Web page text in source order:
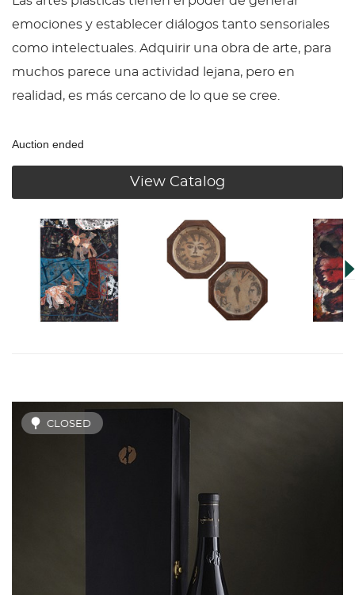
emociones y establecer diálogos tanto sensoriales
como intelectuales. Adquirir una obra de arte, para
muchos parece una actividad lejana, pero en
realidad, es más cercano de lo que se cree.
Auction ended
View Catalog
CLOSED